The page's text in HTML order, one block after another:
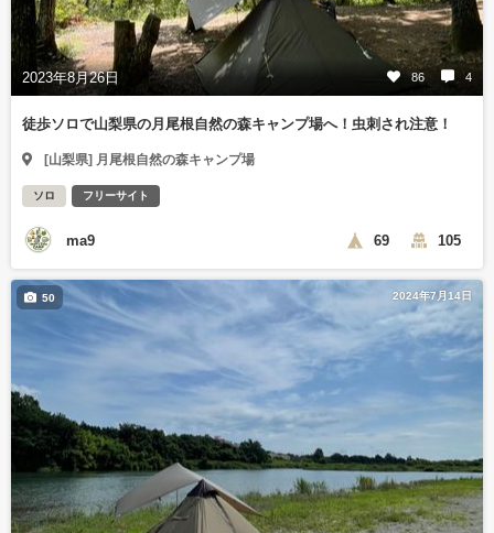
2023年8月26日 86 4
徒歩ソロで山梨県の月尾根自然の森キャンプ場へ！虫刺され注意！
[山梨県] 月尾根自然の森キャンプ場
ソロ フリーサイト
ma9 69 105
2024年7月14日
50